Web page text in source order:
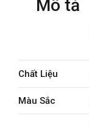
Mô tả
Chất Liệu
Màu Sắc